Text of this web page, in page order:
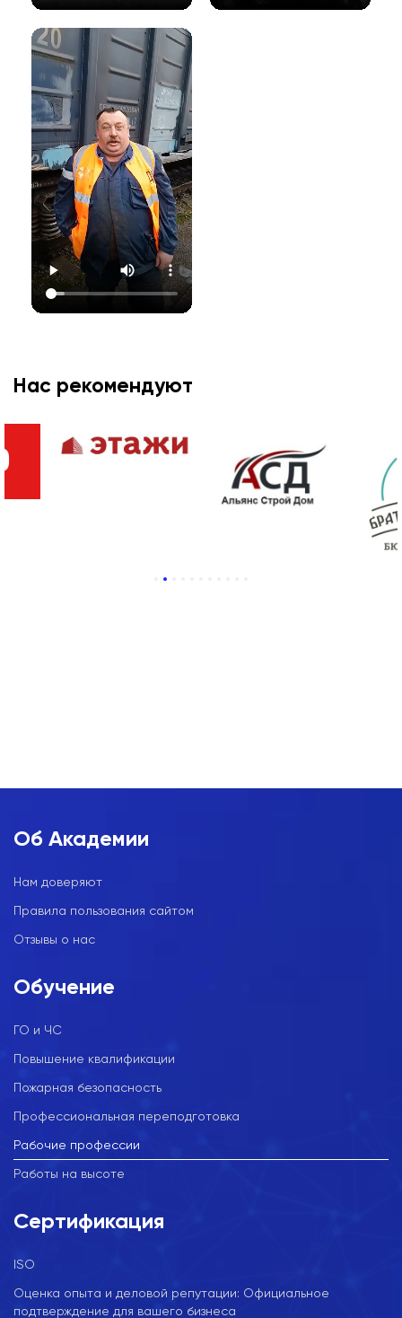
Нас рекомендуют
Об Академии
Нам доверяют
Правила пользования сайтом
Отзывы о нас
Обучение
ГО и ЧС
Повышение квалификации
Пожарная безопасность
Профессиональная переподготовка
Рабочие профессии
Работы на высоте
Сертификация
ISO
Оценка опыта и деловой репутации: Официальное
подтверждение для вашего бизнеса